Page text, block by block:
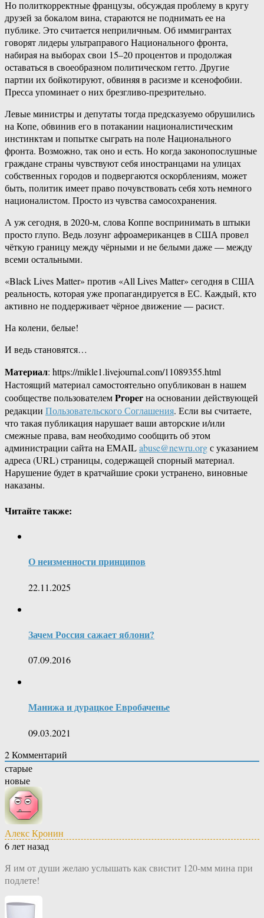
Но политкорректные французы, обсуждая проблему в кругу
друзей за бокалом вина, стараются не поднимать ее на
публике. Это считается неприличным. Об иммигрантах
говорят лидеры ультраправого Национального фронта,
набирая на выборах свои 15–20 процентов и продолжая
оставаться в своеобразном политическом гетто. Другие
партии их бойкотируют, обвиняя в расизме и ксенофобии.
Пресса упоминает о них брезгливо-презрительно.
Левые министры и депутаты тогда предсказуемо обрушились
на Копе, обвинив его в потакании националистическим
инстинктам и попытке сыграть на поле Национального
фронта. Возможно, так оно и есть. Но когда законопослушные
граждане страны чувствуют себя иностранцами на улицах
собственных городов и подвергаются оскорблениям, может
быть, политик имеет право почувствовать себя хоть немного
националистом. Просто из чувства самосохранения.
А уж сегодня, в 2020-м, слова Коппе воспринимать в штыки
просто глупо. Ведь лозунг афроамериканцев в США провел
чёткую границу между чёрными и не белыми даже — между
всеми остальными.
«Black Lives Matter» против «All Lives Matter» сегодня в США
реальность, которая уже пропагандируется в ЕС. Каждый, кто
активно не поддерживает чёрное движение — расист.
На колени, белые!
И ведь становятся…
Материал: https://mikle1.livejournal.com/11089355.html
Настоящий материал самостоятельно опубликован в нашем
сообществе пользователемProperна основании действующей
редакции Пользовательского Соглашения. Если вы считаете,
что такая публикация нарушает ваши авторские и/или
смежные права, вам необходимо сообщить об этом
администрации сайта на EMAILabuse@newru.orgс указанием
адреса (URL) страницы, содержащей спорный материал.
Нарушение будет в кратчайшие сроки устранено, виновные
наказаны.
Читайте также:
О неизменности принципов
22.11.2025
Зачем Россия сажает яблони?
07.09.2016
Манижа и дурацкое Евробаченье
09.03.2021
2Комментарий
старые
новые
Алекс Кронин
6 лет назад
Я им от души желаю услышать как свистит 120-мм мина при
подлете!